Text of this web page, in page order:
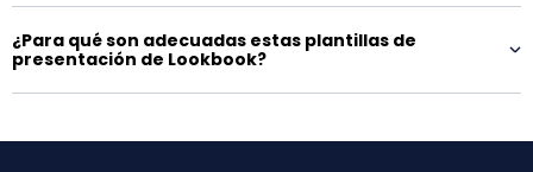
¿Para qué son adecuadas estas plantillas de
presentación de Lookbook?